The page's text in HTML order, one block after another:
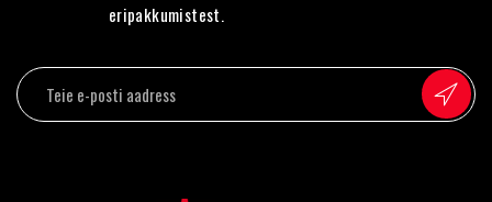
eripakkumistest.